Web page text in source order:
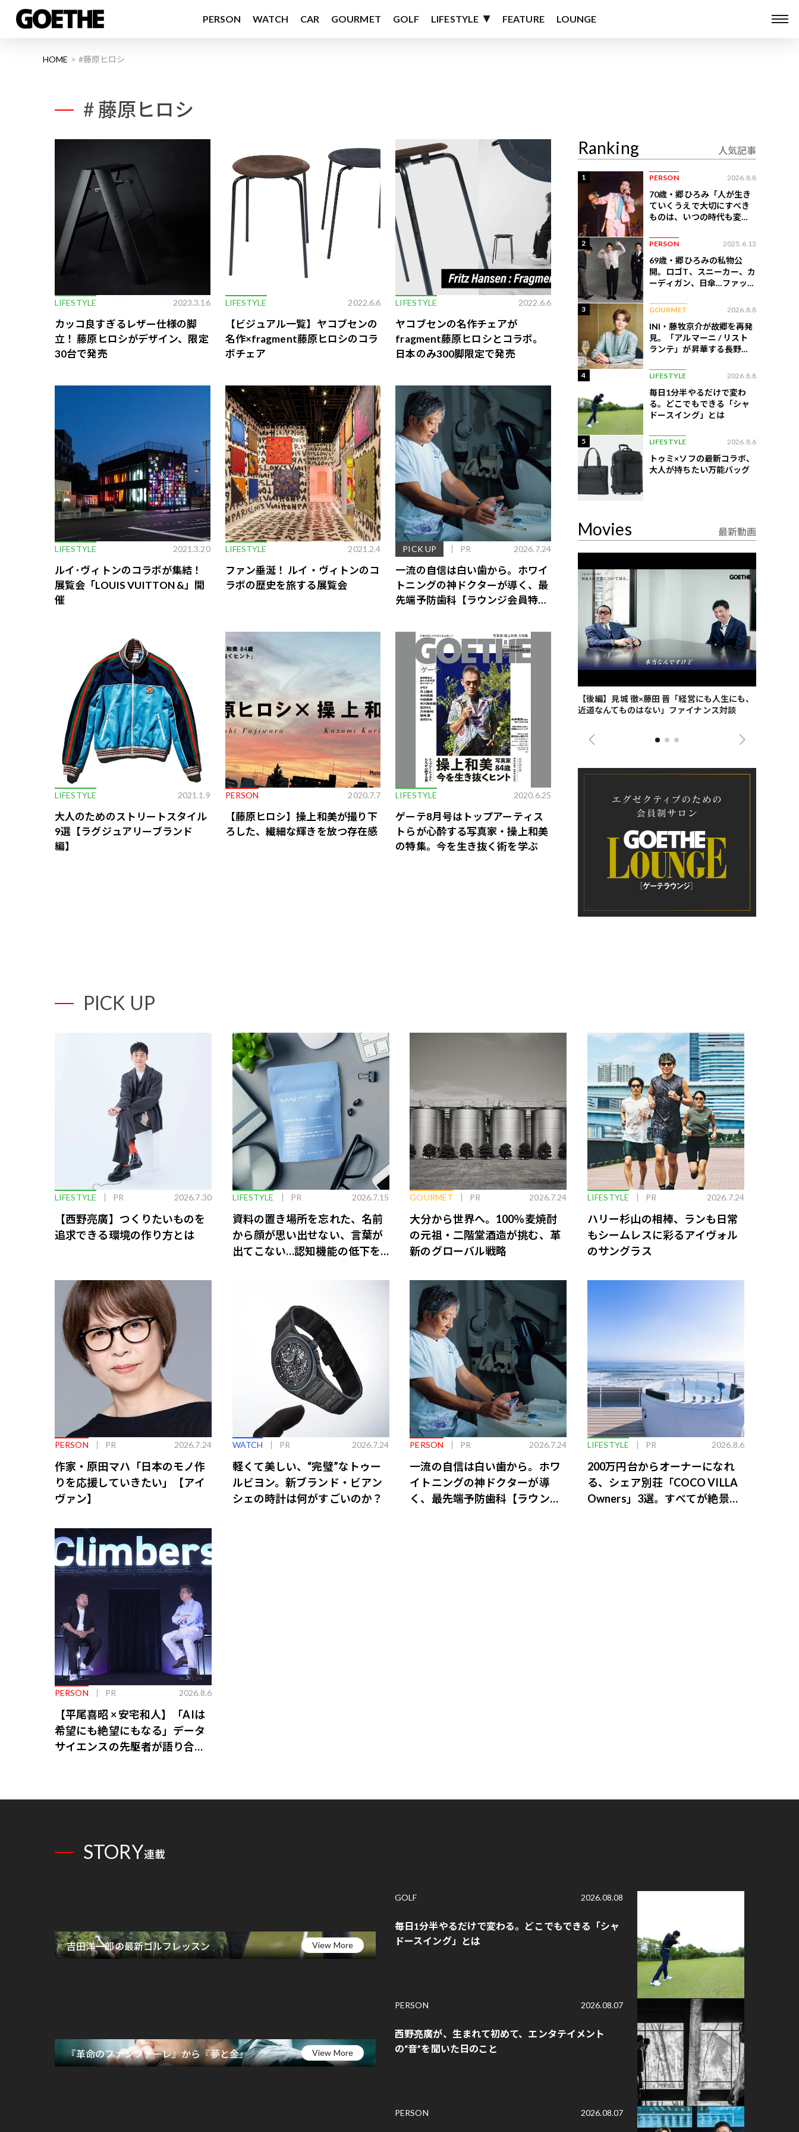
PERSON WATCH CAR GOURMET GOLF LIFESTYLE FEATURE LOUNGE
HOME #藤原ヒロシ
# 藤原ヒロシ
LIFESTYLE 2023.3.16
カッコ良すぎるレザー仕様の脚
立！ 藤原ヒロシがデザイン、限定
30台で発売
LIFESTYLE 2022.6.6
【ビジュアル一覧】ヤコブセンの
名作×fragment藤原ヒロシのコラ
ボチェア
LIFESTYLE 2022.6.6
ヤコブセンの名作チェアが
fragment藤原ヒロシとコラボ。
日本のみ300脚限定で発売
LIFESTYLE 2021.3.20
ルイ･ヴィトンのコラボが集結！
展覧会「LOUIS VUITTON &」開
催
LIFESTYLE 2021.2.4
ファン垂涎！ ルイ・ヴィトンのコ
ラボの歴史を旅する展覧会
PICK UP PR 2026.7.24
一流の自信は白い歯から。ホワイ
トニングの神ドクターが導く、最
先端予防歯科【ラウンジ会員特典
LIFESTYLE 2021.1.9
大人のためのストリートスタイル
9選【ラグジュアリーブランド
編】
PERSON 2020.7.7
【藤原ヒロシ】操上和美が撮り下
ろした、繊細な輝きを放つ存在感
LIFESTYLE 2020.6.25
ゲーテ8月号はトップアーティス
トらが心酔する写真家・操上和美
の特集。今を生き抜く術を学ぶ
Ranking 人気記事
1 PERSON 2026.8.8
70歳・郷ひろみ「人が生き
ていくうえで大切にすべき
ものは、いつの時代も変わ
2 PERSON 2025.6.13
69歳・郷ひろみの私物公
開。ロゴT、スニーカー、カ
ーディガン、日傘…ファッシ
3 GOURMET 2026.8.8
INI・藤牧京介が故郷を再発
見。「アルマーニ / リスト
ランテ」が昇華する長野の
4 LIFESTYLE 2026.8.8
毎日1分半やるだけで変わ
る。どこでもできる「シャ
ドースイング」とは
5 LIFESTYLE 2026.8.6
トゥミ×ソフの最新コラボ、
大人が持ちたい万能バッグ
Movies 最新動画
歌舞伎俳優・尾上右近が休息を過ごした、海最
前列ホテル「UMITO 熱海 別邸」
【後編】見城 徹×藤田 晋「経営にも人生にも、
近道なんてものはない」ファイナンス対談
PICK UP
LIFESTYLE PR 2026.7.30
【西野亮廣】つくりたいものを
追求できる環境の作り方とは
LIFESTYLE PR 2026.7.15
資料の置き場所を忘れた、名前
から顔が思い出せない、言葉が
出てこない…認知機能の低下を
GOURMET PR 2026.7.24
大分から世界へ。100％麦焼酎
の元祖・二階堂酒造が挑む、革
新のグローバル戦略
LIFESTYLE PR 2026.7.24
ハリー杉山の相棒、ランも日常
もシームレスに彩るアイヴォル
のサングラス
PERSON PR 2026.7.24
作家・原田マハ「日本のモノ作
りを応援していきたい」【アイ
ヴァン】
WATCH PR 2026.7.24
軽くて美しい、“完璧”なトゥー
ルビヨン。新ブランド・ビアン
シェの時計は何がすごいのか？
PERSON PR 2026.7.24
一流の自信は白い歯から。ホワ
イトニングの神ドクターが導
く、最先端予防歯科【ラウンジ
LIFESTYLE PR 2026.8.6
200万円台からオーナーになれ
る、シェア別荘「COCO VILLA
Owners」3選。すべてが絶景、
PERSON PR 2026.8.6
【平尾喜昭 × 安宅和人】「AIは
希望にも絶望にもなる」データ
サイエンスの先駆者が語り合う
STORY連載
吉田洋一郎の最新ゴルフレッスン View More
GOLF 2026.08.08
毎日1分半やるだけで変わる。どこでもできる「シャ
ドースイング」とは
『革命のファンファーレ』から『夢と金』 View More
PERSON 2026.08.07
西野亮廣が、生まれて初めて、エンタテイメント
の“音”を聞いた日のこと
PERSON 2026.08.07